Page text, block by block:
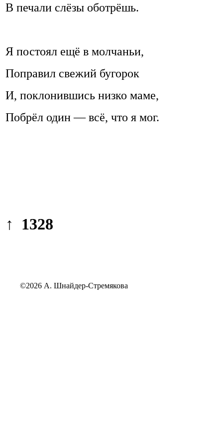
В печали слёзы оботрёшь.
Я постоял ещё в молчаньи,
Поправил свежий бугорок
И, поклонившись низко маме,
Побрёл один — всё, что я мог.
↑ 1328
©2026 А. Шнайдер-Стремякова